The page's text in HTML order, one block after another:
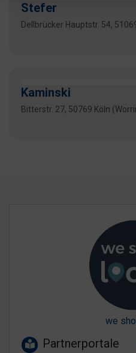
Stefer
Dellbrücker Hauptstr. 54,
Kaminski
Bitterstr. 27, 50769 Köln
we
Partnerportale